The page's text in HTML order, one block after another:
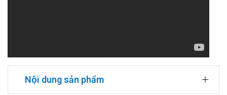
Nội dung sản phẩm